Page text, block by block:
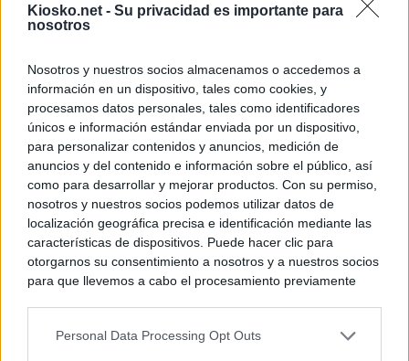
Kiosko.net - Su privacidad es importante para
nosotros
Nosotros y nuestros socios almacenamos o accedemos a
información en un dispositivo, tales como cookies, y
procesamos datos personales, tales como identificadores
únicos e información estándar enviada por un dispositivo,
para personalizar contenidos y anuncios, medición de
anuncios y del contenido e información sobre el público, así
como para desarrollar y mejorar productos. Con su permiso,
nosotros y nuestros socios podemos utilizar datos de
localización geográfica precisa e identificación mediante las
características de dispositivos. Puede hacer clic para
otorgarnos su consentimiento a nosotros y a nuestros socios
para que llevemos a cabo el procesamiento previamente
negar su consentimiento. Tenga en cuenta que algún
Personal Data Processing Opt Outs